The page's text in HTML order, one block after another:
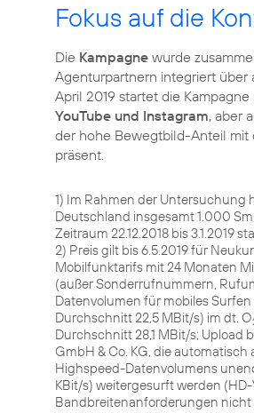
Fokus auf die
Die Kampagne wurde
Agenturpartnern integriert über
April 2019 startet die
YouTube und Instagram, aber
der hohe Bewegtbild-Anteil mit
präsent.
1) Im Rahmen der
Deutschland insgesamt 1.000
Zeitraum 22.12.2018 bis 3.1.2019
2) Preis gilt bis 6.5.2019 für
Mobilfunktarifs mit 24 Monaten
(außer Sonderrufnummern,
Datenvolumen für mobiles
Durchschnitt 22,5 MBit/s) im dt. O
Durchschnitt 28,1 MBit/s; Upload
GmbH & Co. KG, die automatisch
Highspeed-Datenvolumens
KBit/s) weitergesurft werden
Bandbreitenanforderungen nicht